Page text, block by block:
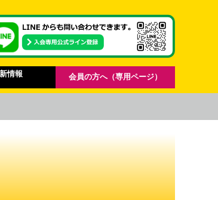
情報 会員の方へ（専用ページ）